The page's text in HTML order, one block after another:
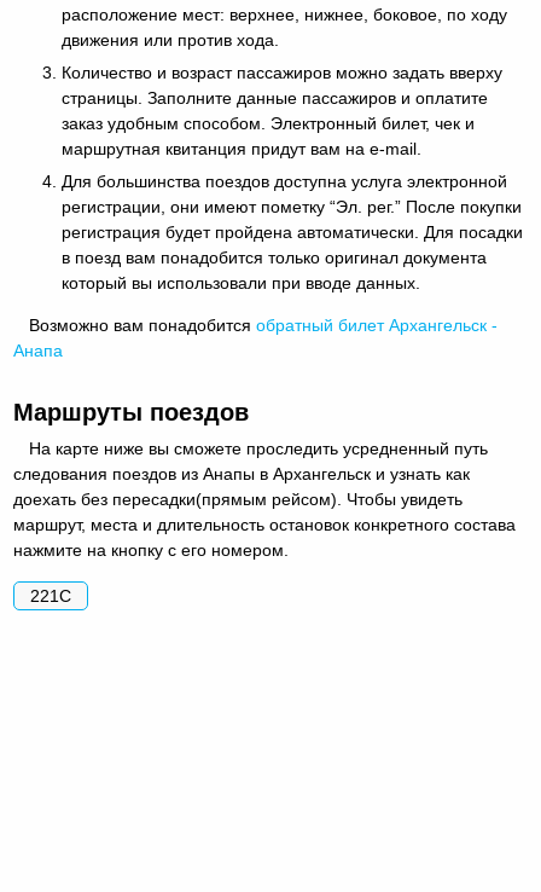
расположение мест: верхнее, нижнее, боковое, по ходу
движения или против хода.
Количество и возраст пассажиров можно задать вверху
страницы. Заполните данные пассажиров и оплатите
заказ удобным способом. Электронный билет, чек и
маршрутная квитанция придут вам на e-mail.
Для большинства поездов доступна услуга электронной
регистрации, они имеют пометку “Эл. рег.” После покупки
регистрация будет пройдена автоматически. Для посадки
в поезд вам понадобится только оригинал документа
который вы использовали при вводе данных.
Возможно вам понадобитсяобратный билет Архангельск -
Анапа
Маршруты поездов
На карте ниже вы сможете проследить усредненный путь
следования поездов из Анапы в Архангельск и узнать как
доехать без пересадки(прямым рейсом). Чтобы увидеть
маршрут, места и длительность остановок конкретного состава
нажмите на кнопку с его номером.
221С